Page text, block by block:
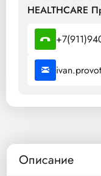
HEALTHCARE
Описание